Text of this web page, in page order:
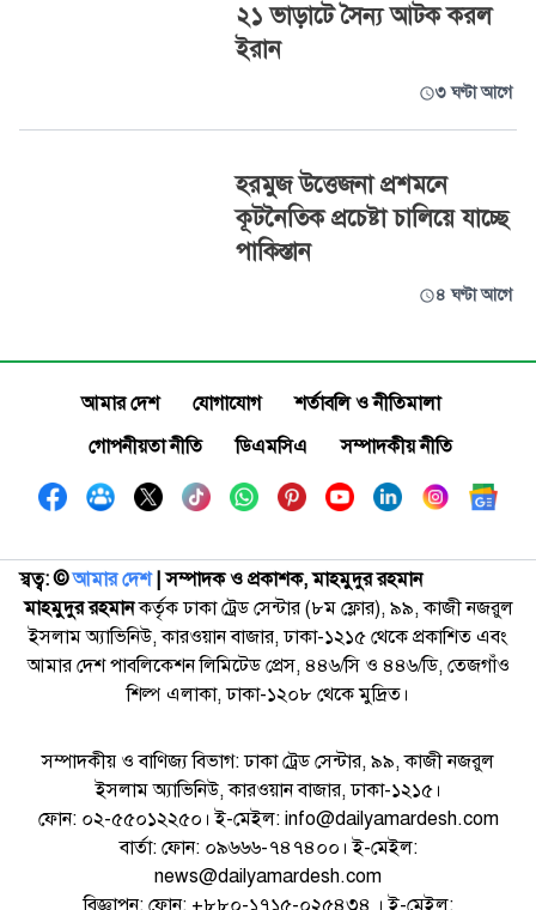
২১ ভাড়াটে সৈন্য আটক করল
ইরান
৩ ঘণ্টা আগে
হরমুজ উত্তেজনা প্রশমনে
কূটনৈতিক প্রচেষ্টা চালিয়ে যাচ্ছে
পাকিস্তান
৪ ঘণ্টা আগে
আমার দেশ যোগাযোগ
শর্তাবলি ও নীতিমালা
গোপনীয়তা নীতি
ডিএমসিএ সম্পাদকীয় নীতি
স্বত্ব: ©️আমার দেশ| সম্পাদক ও প্রকাশক, মাহমুদুর রহমান
মাহমুদুর রহমানকর্তৃক ঢাকা ট্রেড সেন্টার (৮ম ফ্লোর), ৯৯, কাজী নজরুল
ইসলাম অ্যাভিনিউ, কারওয়ান বাজার, ঢাকা-১২১৫ থেকে প্রকাশিত এবং
আমার দেশ পাবলিকেশন লিমিটেড প্রেস, ৪৪৬/সি ও ৪৪৬/ডি, তেজগাঁও
শিল্প এলাকা, ঢাকা-১২০৮ থেকে মুদ্রিত।
সম্পাদকীয় ও বাণিজ্য বিভাগ: ঢাকা ট্রেড সেন্টার, ৯৯, কাজী নজরুল
ইসলাম অ্যাভিনিউ, কারওয়ান বাজার, ঢাকা-১২১৫।
ফোন: ০২-৫৫০১২২৫০। ই-মেইল: info@dailyamardesh.com
বার্তা: ফোন: ০৯৬৬৬-৭৪৭৪০০। ই-মেইল:
news@dailyamardesh.com
বিজ্ঞাপন: ফোন: +৮৮০-১৭১৫-০২৫৪৩৪ । ই-মেইল: